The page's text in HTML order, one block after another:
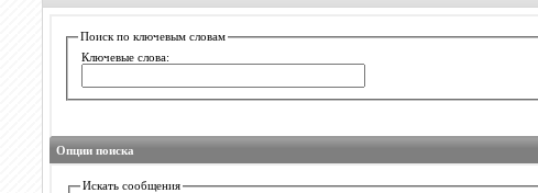
Поиск по ключевым словам
Ключевые слова:
Опции поиска
Искать сообщения